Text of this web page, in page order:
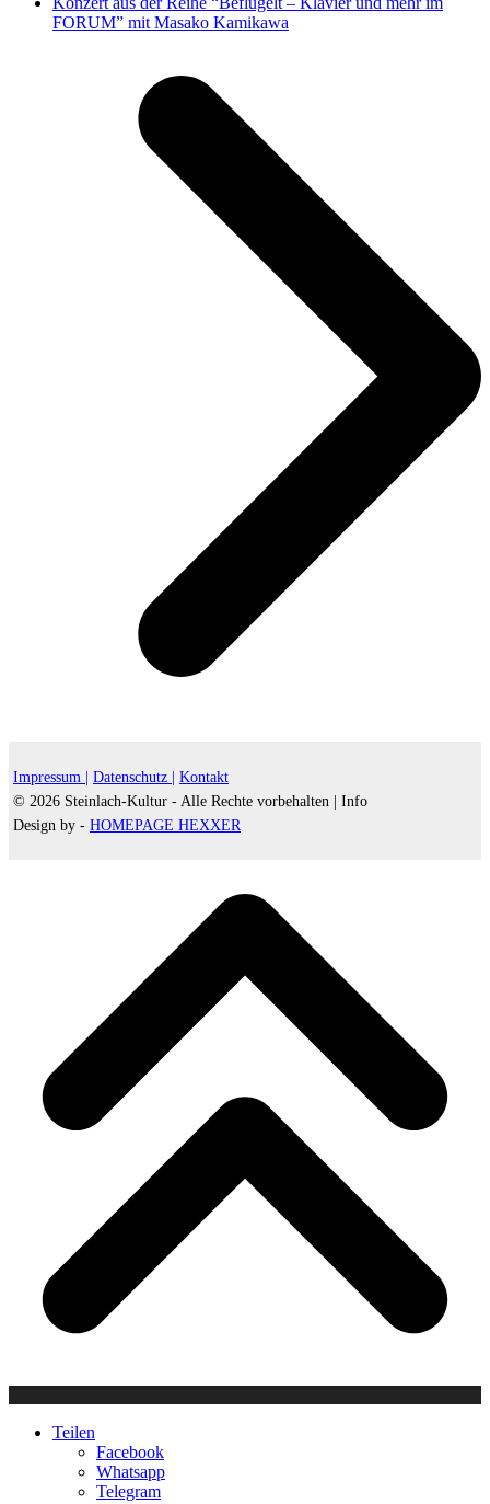
Beitrag:
FORUM” mit Masako Kamikawa
Impressum | Datenschutz |
Kontakt
© 2026 Steinlach-Kultur - Alle Rechte vorbehalten |
Info
Design by - HOMEPAGE HEXXER
Teilen
Facebook
Whatsapp
Telegram